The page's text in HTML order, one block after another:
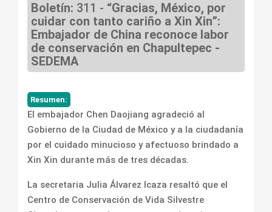
Boletín: 311 - “Gracias, México, por
cuidar con tanto cariño a Xin Xin”:
Embajador de China reconoce labor
de conservación en Chapultepec -
SEDEMA
Resumen:
El embajador Chen Daojiang agradeció al
Gobierno de la Ciudad de México y a la ciudadanía
por el cuidado minucioso y afectuoso brindado a
Xin Xin durante más de tres décadas.
La secretaria Julia Álvarez Icaza resaltó que el
Centro de Conservación de Vida Silvestre